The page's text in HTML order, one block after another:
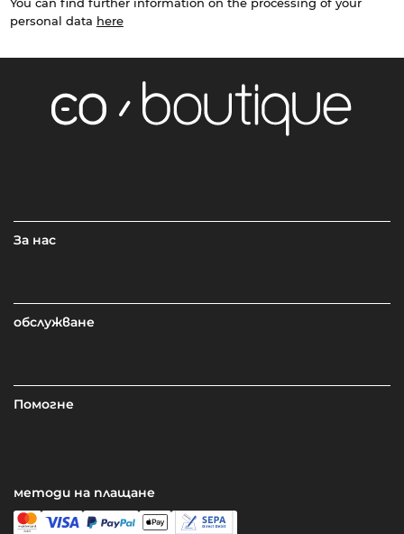
You can find further information on the processing of your
personal data here
За нас
обслужване
Помогне
методи на плащане